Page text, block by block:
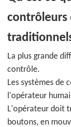
contrôleurs
La plus grande
contrôle.
Les systèmes de
l'opérateur
L'opérateur doit
boutons, en